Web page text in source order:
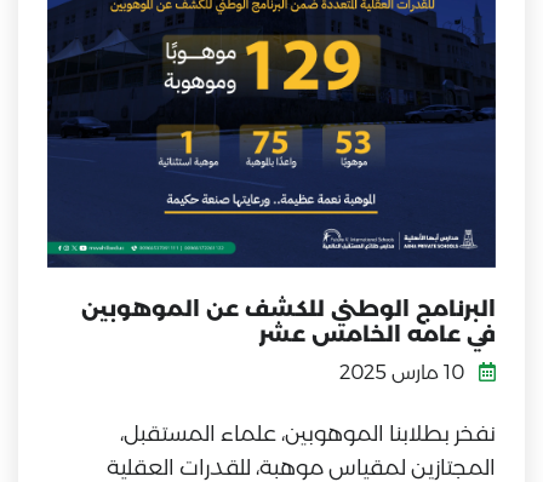
البرنامج الوطني للكشف عن الموهوبين
في عامه الخامس عشر
نفخر بطلابنا الموهوبين، علماء المستقبل،
المجتازين لمقياس موهبة، للقدرات العقلية